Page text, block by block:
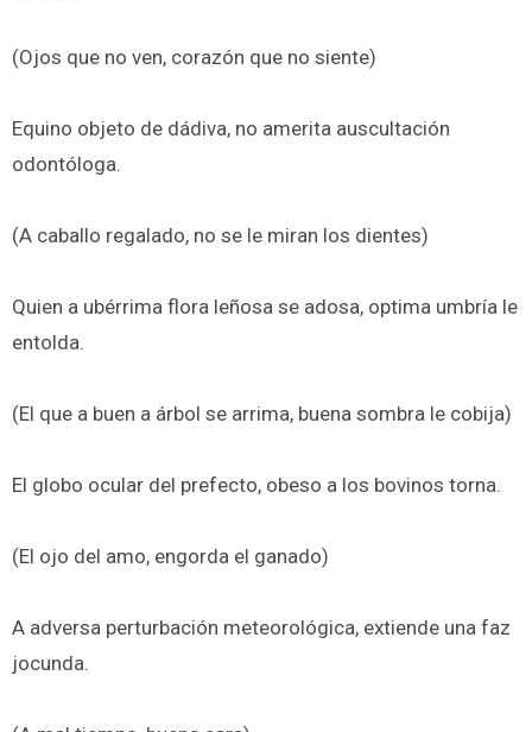
(Ojos que no ven, corazón que no siente)
Equino objeto de dádiva, no amerita auscultación
odontóloga.
(A caballo regalado, no se le miran los dientes)
Quien a ubérrima flora leñosa se adosa, optima umbría le
entolda.
(El que a buen a árbol se arrima, buena sombra le cobija)
El globo ocular del prefecto, obeso a los bovinos torna.
(El ojo del amo, engorda el ganado)
A adversa perturbación meteorológica, extiende una faz
jocunda.